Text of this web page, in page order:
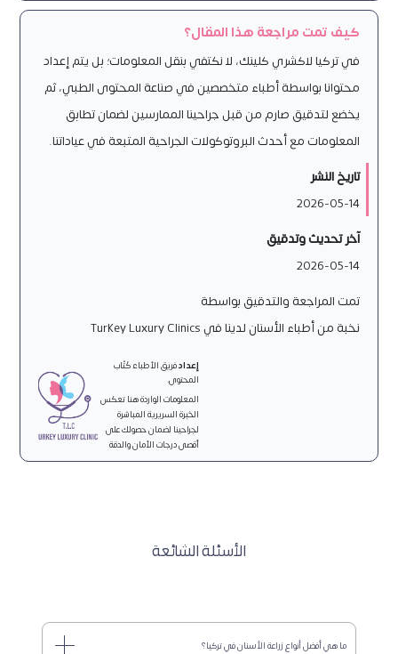
كيف تمت مراجعة هذا المقال؟
في تركيا لاكشري كلينك، لا نكتفي بنقل المعلومات؛ بل يتم إعداد
محتوانا بواسطة أطباء متخصصين في صناعة المحتوى الطبي، ثم
يخضع لتدقيق صارم من قبل جراحينا الممارسين لضمان تطابق
المعلومات مع أحدث البروتوكولات الجراحية المتبعة في عياداتنا.
تاريخ النشر
2026-05-14
آخر تحديث وتدقيق
2026-05-14
تمت المراجعة والتدقيق بواسطة
نخبة من أطباء الأسنان لدينا في Turkey Luxury Clinics
إعدادفريق الأطباء كُتّاب
المحتوى.
المعلومات الواردة هنا تعكس
الخبرة السريرية المباشرة
لجراحينا لضمان حصولك على
أقصى درجات الأمان والدقة
الأسئلة الشائعة
ما هي أفضل أنواع زراعة الأسنان في تركيا؟